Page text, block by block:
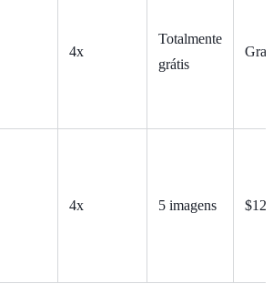
4x
Totalmente
grátis
4x 5 imagens $12/